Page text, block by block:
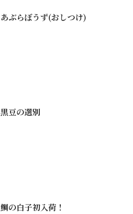
あぶらぼうず(おしつけ)
黒豆の選別
鯛の白子初入荷！